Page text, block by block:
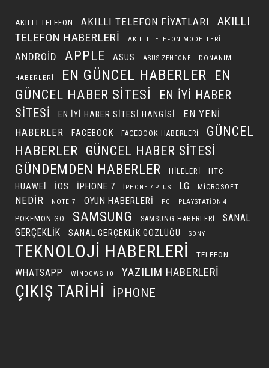
AKILLI TELEFON AKILLI TELEFON FIYATLARI
AKILLI
TELEFON HABERLERI
AKILLI TELEFON MODELLERI
ANDROID APPLE ASUS ASUS ZENFONE DONANIM
HABERLERI EN GÜNCEL HABERLER EN
GÜNCEL HABER SITESI
EN IYI HABER
SITESI
EN IYI HABER SITESI HANGISI
EN YENI
HABERLER
FACEBOOK FACEBOOK HABERLERI
GÜNCEL
HABERLER
GÜNCEL HABER SITESI
GÜNDEMDEN HABERLER HILELERI HTC
HUAWEI IOS IPHONE 7 IPHONE 7 PLUS LG MICROSOFT
NEDIR NOTE 7 OYUN HABERLERI PC PLAYSTATION 4
POKEMON GO SAMSUNG SAMSUNG HABERLERI
SANAL
GERÇEKLIK
SANAL GERÇEKLIK GÖZLÜĞÜ SONY
TEKNOLOJI HABERLERI TELEFON
WHATSAPP WINDOWS 10 YAZILIM HABERLERI
ÇIKIŞ TARIHI İPHONE